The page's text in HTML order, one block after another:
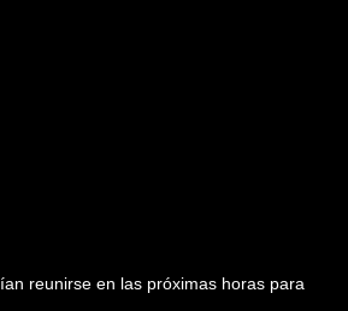
reunirse en las próximas horas para